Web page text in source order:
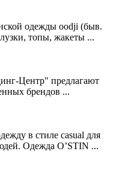
одежды oodji (быв.
топы, жакеты ...
Центр" предлагают
брендов ...
в стиле casual для
Одежда O’STIN ...